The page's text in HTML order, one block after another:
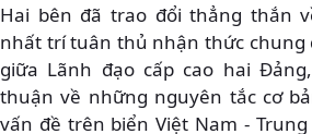
Hai bên đã trao đổi thẳng thắn
nhất trí tuân thủ nhận thức chung
giữa Lãnh đạo cấp cao hai
thuận về những nguyên tắc cơ
vấn đề trên biển Việt Nam - Trung